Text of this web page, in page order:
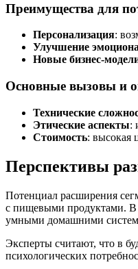
Преимущества для
Персонализация:
Улучшение
Новые бизнес-
Основные вызовы и
Технические
Этические аспекты:
Стоимость: высокая
Перспективы
Потенциал расширения
с пищевыми продуктами. В
умными домашними
Эксперты считают, что в
психологических